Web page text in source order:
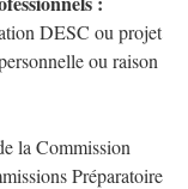
DESC ou projet
ou raison
la Commission
Préparatoire